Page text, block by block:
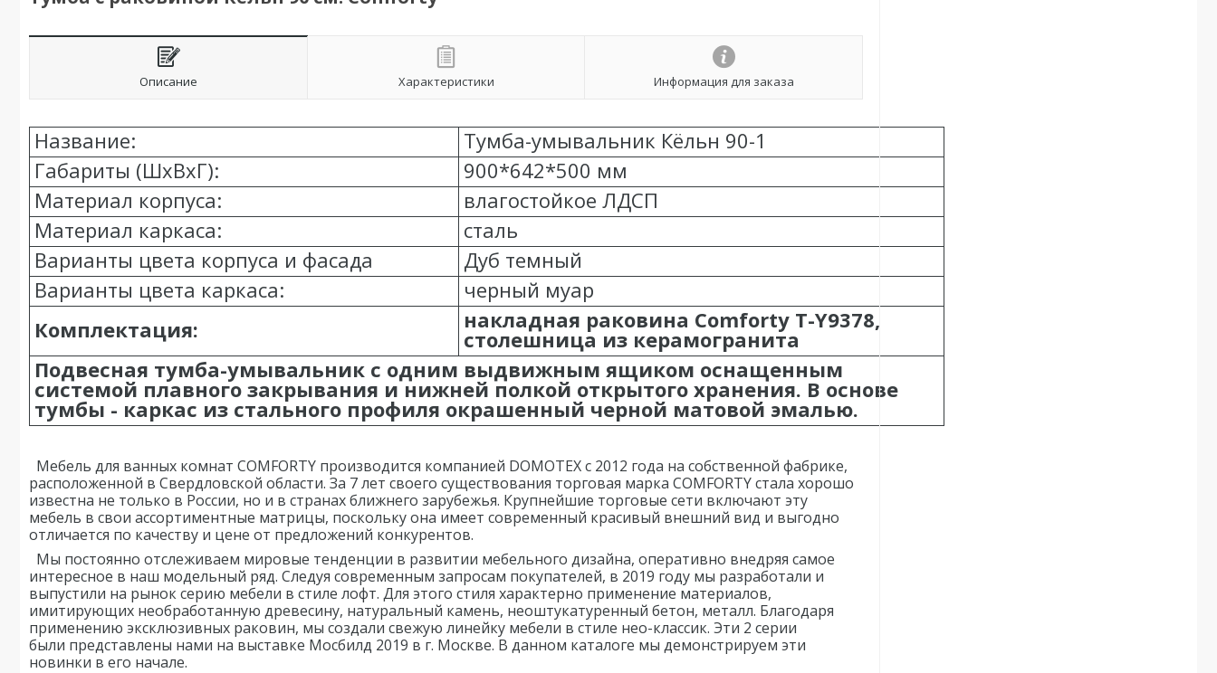
Описание Характеристики Информация для заказа
Название:
Тумба-умывальник Кёльн 90-1
Габариты (ШхВхГ):
900*642*500 мм
Материал корпуса:
влагостойкое ЛДСП
Материал каркаса:
сталь
Варианты цвета корпуса и фасада
Дуб темный
Варианты цвета каркаса:
черный муар
Комплектация:
накладная раковина Comforty T-Y9378,
столешница из керамогранита
Подвесная тумба-умывальник с одним выдвижным ящиком оснащенным
системой плавного закрывания и нижней полкой открытого хранения. В основе
тумбы - каркас из стального профиля окрашенный черной матовой эмалью.
Мебель для ванных комнат COMFORTY производится компанией DOMOTEX с 2012 года на собственной фабрике,
расположенной в Свердловской области. За 7 лет своего существования торговая марка COMFORTY стала хорошо
известна не только в России, но и в странах ближнего зарубежья. Крупнейшие торговые сети включают эту
мебель в свои ассортиментные матрицы, поскольку она имеет современный красивый внешний вид и выгодно
отличается по качеству и цене от предложений конкурентов.
Мы постоянно отслеживаем мировые тенденции в развитии мебельного дизайна, оперативно внедряя самое
интересное в наш модельный ряд. Следуя современным запросам покупателей, в 2019 году мы разработали и
выпустили на рынок серию мебели в стиле лофт. Для этого стиля характерно применение материалов,
имитирующих необработанную древесину, натуральный камень, неоштукатуренный бетон, металл. Благодаря
применению эксклюзивных раковин, мы создали свежую линейку мебели в стиле нео-классик. Эти 2 серии
были представлены нами на выставке Мосбилд 2019 в г. Москве. В данном каталоге мы демонстрируем эти
новинки в его начале.